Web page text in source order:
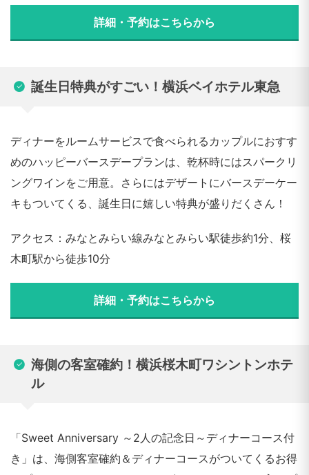
詳細・予約はこちらから
誕生日特典がすごい！横浜ベイホテル東急
ディナーをルームサービスで食べられるカップルにおすす
めのハッピーバースデープランは、乾杯時にはスパークリ
ングワインをご用意。さらにはデザートにバースデーケー
キもついてくる、誕生日に嬉しい特典が盛りだくさん！
アクセス：みなとみらい線みなとみらい駅徒歩約1分、桜
木町駅から徒歩10分
詳細・予約はこちらから
海側の客室確約！横浜桜木町ワシントンホテ
ル
「Sweet Anniversary ～2人の記念日～ディナーコース付
き」は、海側客室確約＆ディナーコースがついてくるお得